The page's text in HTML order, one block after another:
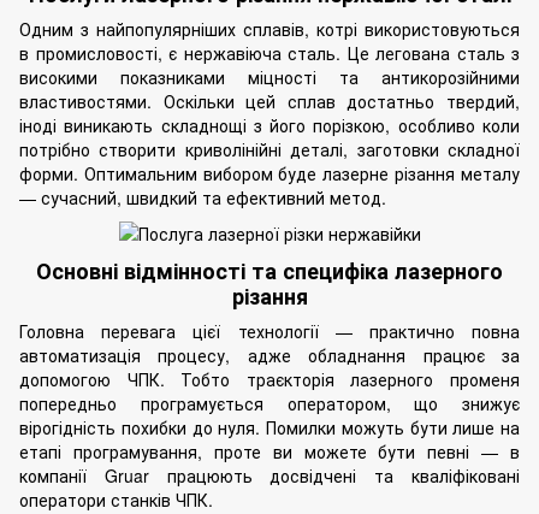
Одним з найпопулярніших сплавів, котрі використовуються
в промисловості, є нержавіюча сталь. Це легована сталь з
високими показниками міцності та антикорозійними
властивостями. Оскільки цей сплав достатньо твердий,
іноді виникають складнощі з його порізкою, особливо коли
потрібно створити криволінійні деталі, заготовки складної
форми. Оптимальним вибором буде лазерне різання металу
— сучасний, швидкий та ефективний метод.
Основні відмінності та специфіка лазерного
різання
Головна перевага цієї технології — практично повна
автоматизація процесу, адже обладнання працює за
допомогою ЧПК. Тобто траєкторія лазерного променя
попередньо програмується оператором, що знижує
вірогідність похибки до нуля. Помилки можуть бути лише на
етапі програмування, проте ви можете бути певні — в
компанії Gruar працюють досвідчені та кваліфіковані
оператори станків ЧПК.